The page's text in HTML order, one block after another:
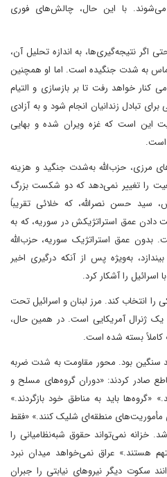
می‌شوند. با این حال، چالش‌های فوری
نتیجه‌گیری‌ها، به اندازه تحلیل آن،
به شدت جنگیده است. اما او همچنین
کنار خواهد رفت تا بر بازسازی و التیام
تبادل زندانیان انجام شود و به آزادی
این است که غزه ویران شده و بهایی
است.
مرزی، حزب‌الله به‌شدت جنگید و هزینه
را تغییر نمی‌دهد که دو شکست بزرگ
حسن نصرالله، که خلائی تقریباً
دادن عمق استراتژیکش در سوریه، که به
بدون عمق استراتژیک سوریه، حزب‌الله
به‌ویژه پس از آنکه درگیری اخیر
را آشکار کرد.
را انتخاب کند. مرز لبنان و اسرائیل تحت
امنیت و یک ژنرال آمریکایی است. در همین حال،
کاملاً بسته شده است.
سنگین بود. محور مقاومت به شدت ضربه
صادر کردند: «دوران گروه‌های مسلح و
«گروه‌ها باید به مناطق خود بازگردند.»
مأموریت‌های منطقه‌ای شلیک کنند.» «فقط
خزانه نمی‌تواند حقوق شبه‌نظامیانی را
هستند.» عراق نمی‌خواهد میدان نبرد
سکوت دیگر نیروهای نیابتی را جبران